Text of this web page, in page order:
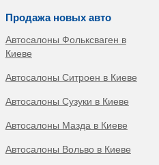
Продажа новых авто
Автосалоны Фольксваген в
Киеве
Автосалоны Ситроен в Киеве
Автосалоны Сузуки в Киеве
Автосалоны Мазда в Киеве
Автосалоны Вольво в Киеве